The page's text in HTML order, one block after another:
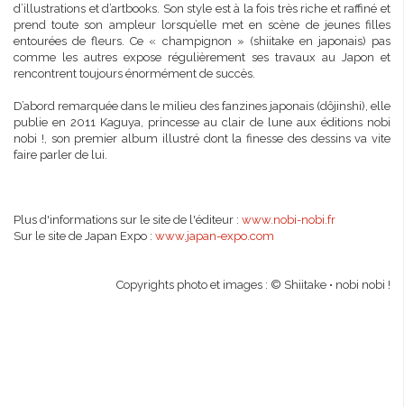
d’illustrations et d’artbooks. Son style est à la fois très riche et raffiné et
prend toute son ampleur lorsqu’elle met en scène de jeunes filles
entourées de fleurs. Ce « champignon » (shiitake en japonais) pas
comme les autres expose régulièrement ses travaux au Japon et
rencontrent toujours énormément de succès.
D’abord remarquée dans le milieu des fanzines japonais (dôjinshi), elle
publie en 2011 Kaguya, princesse au clair de lune aux éditions nobi
nobi !, son premier album illustré dont la finesse des dessins va vite
faire parler de lui.
Plus d'informations sur le site de l'éditeur : www.nobi-nobi.fr
Sur le site de Japan Expo : www.japan-expo.com
Copyrights photo et images : © Shiitake • nobi nobi !